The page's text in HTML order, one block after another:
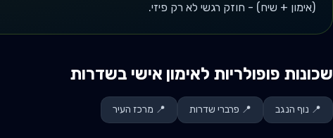
(אימון + שיח) - חוזק רגשי לא רק פיזי.
שכונות פופולריות לאימון אישי בשדרות
📍 נוף הנגב 📍 פרברי שדרות 📍 מרכז העיר